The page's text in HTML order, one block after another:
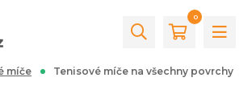
0
míče Tenisové míče na všechny povrchy